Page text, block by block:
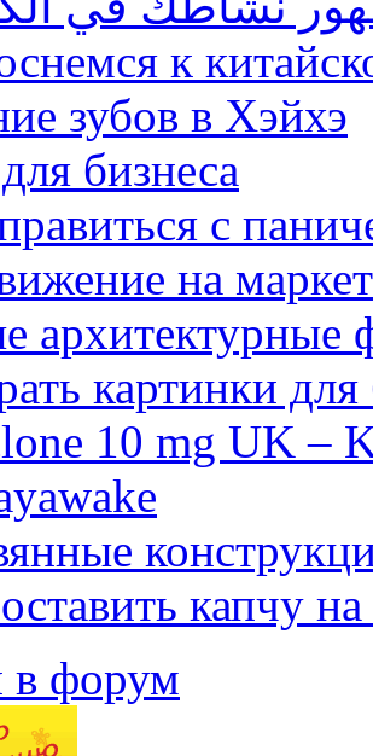
к
зубов в Хэйхэ
бизнеса
с
на
архитектурные
картинки
10 mg UK –
капчу
в форум